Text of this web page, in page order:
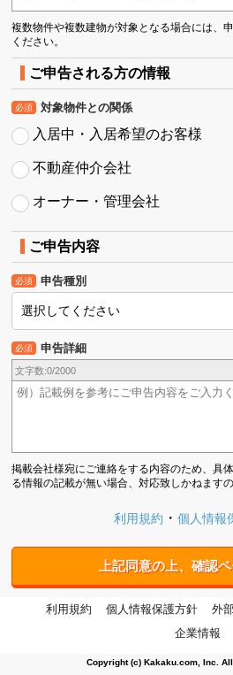
複数物件や複数建物が対象となる場合には、
ください。
ご申告される方の情報
必須 対象物件との関係
入居中・入居希望のお客様
不動産仲介会社
オーナー・管理会社
ご申告内容
必須 申告種別
選択してください
必須 申告詳細
文字数:0/2000
掲載会社様宛にご連絡をする内容のため、具
る情報の記載が無い場合、対応致しかねます
利用規約 個人情報
上記同意の上、確認
利用規約 個人情報保護方針
外
企業情報
Copyright (c) Kakaku.com, Inc.